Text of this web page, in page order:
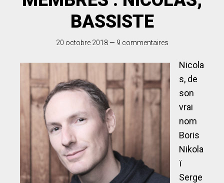
BASSISTE
20 octobre 2018 — 9 commentaires
Nicola
s, de
son
vrai
nom
Boris
Nikola
ï
Serge